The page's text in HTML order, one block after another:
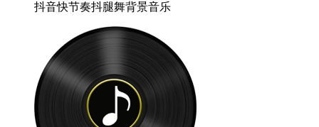
抖音快节奏抖腿舞背景音乐